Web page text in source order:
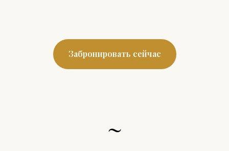
Забронировать сейчас
~